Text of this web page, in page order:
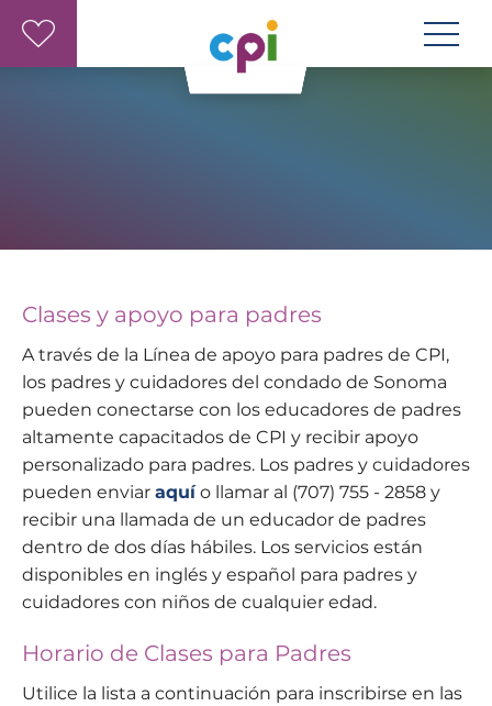
Clases y apoyo para padres
A través de la Línea de apoyo para padres de CPI,
los padres y cuidadores del condado de Sonoma
pueden conectarse con los educadores de padres
altamente capacitados de CPI y recibir apoyo
personalizado para padres. Los padres y cuidadores
pueden enviar aquío llamar al (707) 755 - 2858 y
recibir una llamada de un educador de padres
dentro de dos días hábiles. Los servicios están
disponibles en inglés y español para padres y
cuidadores con niños de cualquier edad.
Horario de Clases para Padres
Utilice la lista a continuación para inscribirse en las